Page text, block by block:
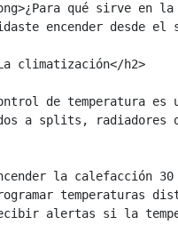
qué sirve en
encender desde el
climatización</h2>
de temperatura es
a splits, radiadores